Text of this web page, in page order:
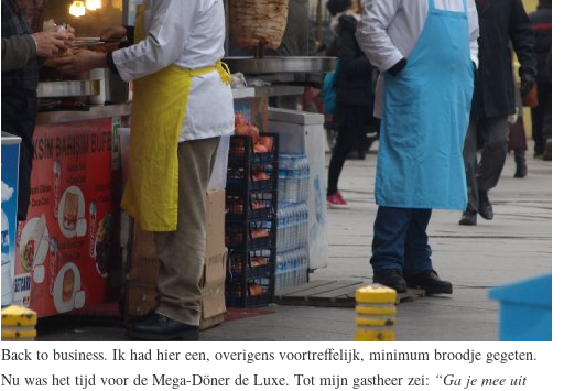
Back to business. Ik had hier een, overigens voortreffelijk, minimum broodje gegeten.
Nu was het tijd voor de Mega-Döner de Luxe. Tot mijn gastheer zei: “Ga je mee uit